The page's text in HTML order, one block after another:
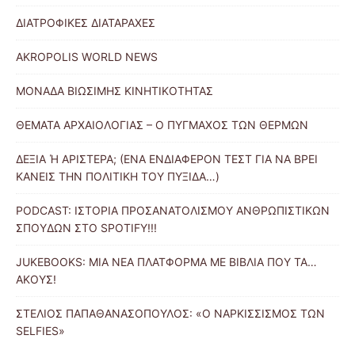
ΔΙΑΤΡΟΦΙΚΕΣ ΔΙΑΤΑΡΑΧΕΣ
AKROPOLIS WORLD NEWS
ΜΟΝΑΔΑ ΒΙΩΣΙΜΗΣ ΚΙΝΗΤΙΚΟΤΗΤΑΣ
ΘΕΜΑΤΑ ΑΡΧΑΙΟΛΟΓΙΑΣ – Ο ΠΥΓΜΑΧΟΣ ΤΩΝ ΘΕΡΜΩΝ
ΔΕΞΙΑ Ή ΑΡΙΣΤΕΡΑ; (ΕΝΑ ΕΝΔΙΑΦΕΡΟΝ ΤΕΣΤ ΓΙΑ ΝΑ ΒΡΕΙ
ΚΑΝΕΙΣ ΤΗΝ ΠΟΛΙΤΙΚΗ ΤΟΥ ΠΥΞΙΔΑ…)
PODCAST: ΙΣΤΟΡΙΑ ΠΡΟΣΑΝΑΤΟΛΙΣΜΟΥ ΑΝΘΡΩΠΙΣΤΙΚΩΝ
ΣΠΟΥΔΩΝ ΣΤΟ SPOTIFY!!!
JUKEBOOKS: ΜΙΑ ΝΕΑ ΠΛΑΤΦΟΡΜΑ ΜΕ ΒΙΒΛΙΑ ΠΟΥ ΤΑ…
ΑΚΟΥΣ!
ΣΤΕΛΙΟΣ ΠΑΠΑΘΑΝΑΣΟΠΟΥΛΟΣ: «Ο ΝΑΡΚΙΣΣΙΣΜΟΣ ΤΩΝ
SELFIES»